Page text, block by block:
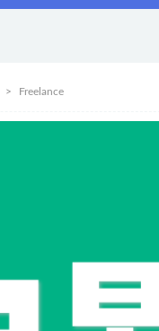
Freelance